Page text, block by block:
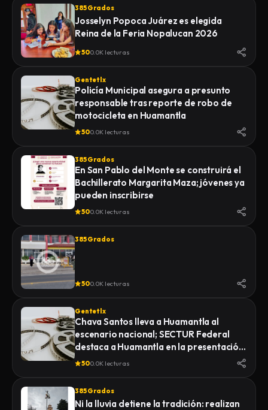
385 Grados
Josselyn Popoca Juárez es elegida
Reina de la Feria Nopalucan 2026
500.0K lecturas
Gentetlx
Policía Municipal asegura a presunto
responsable tras reporte de robo de
motocicleta en Huamantla
500.0K lecturas
385 Grados
En San Pablo del Monte se construirá el
Bachillerato Margarita Maza; jóvenes ya
pueden inscribirse
500.0K lecturas
385 Grados
500.0K lecturas
Gentetlx
Chava Santos lleva a Huamantla al
escenario nacional; SECTUR Federal
destaca a Huamantla en la presentación
de su feria 2026
500.0K lecturas
385 Grados
Ni la lluvia detiene la tradición: realizan